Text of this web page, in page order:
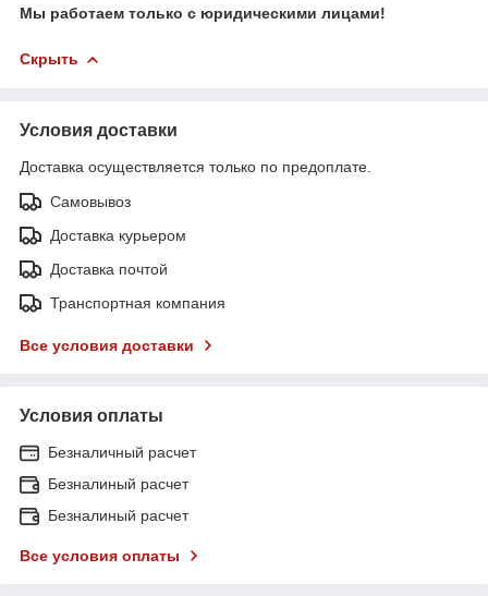
Мы работаем только с юридическими лицами!
Скрыть
Условия доставки
Доставка осуществляется только по предоплате.
Самовывоз
Доставка курьером
Доставка почтой
Транспортная компания
Все условия доставки
Условия оплаты
Безналичный расчет
Безналиный расчет
Безналиный расчет
Все условия оплаты